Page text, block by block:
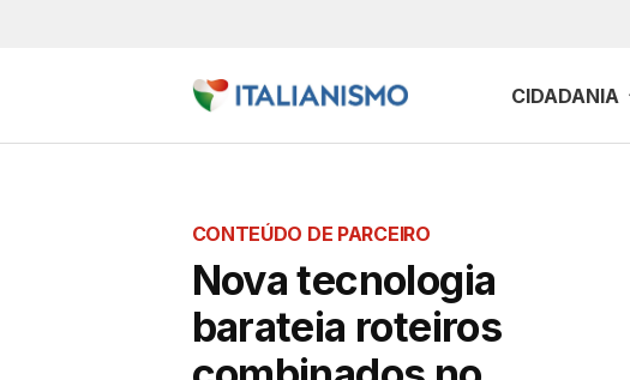
CIDADANIA
CONTEÚDO DE PARCEIRO
Nova tecnologia
barateia roteiros